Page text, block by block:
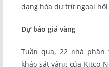
dạng hóa dự trữ ngoại
Dự báo giá vàng
Tuần qua, 22 nhà phân
khảo sát vàng của Kitco